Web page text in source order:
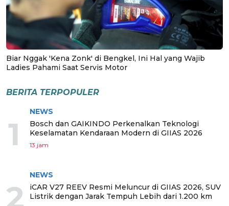
Biar Nggak 'Kena Zonk' di Bengkel, Ini Hal yang Wajib
Ladies Pahami Saat Servis Motor
BERITA TERPOPULER
1
NEWS
Bosch dan GAIKINDO Perkenalkan Teknologi
Keselamatan Kendaraan Modern di GIIAS 2026
13 jam
2
NEWS
iCAR V27 REEV Resmi Meluncur di GIIAS 2026, SUV
Listrik dengan Jarak Tempuh Lebih dari 1.200 km